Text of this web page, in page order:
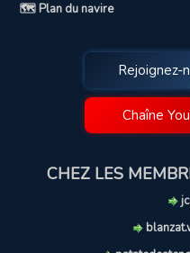
🗺️ Plan du navire
Rejoignez-
Chaîne
CHEZ LES